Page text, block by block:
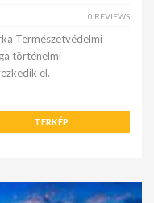
0 REVIEWS
Természetvédelmi
történelmi
el.
TERKÉP